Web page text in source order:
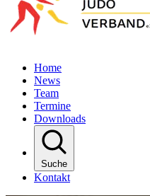
Home
News
Team
Termine
Downloads
Suche
Kontakt